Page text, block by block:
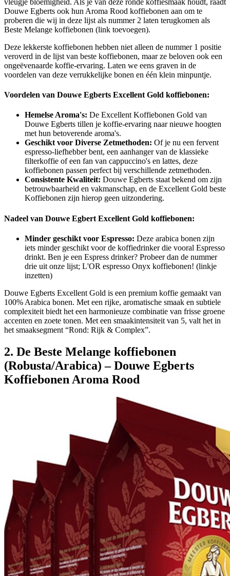
Douwe Egberts ook hun Aroma Rood koffiebonen aan om te
proberen die wij in deze lijst als nummer 2 laten terugkomen als
Beste Melange koffiebonen (link toevoegen).
Deze lekkerste koffiebonen hebben niet alleen de nummer 1 positie
veroverd in de lijst van beste koffiebonen, maar ze beloven ook een
ongeëvenaarde koffie-ervaring. Laten we eens graven in de
voordelen van deze verrukkelijke bonen en één klein minpuntje.
Voordelen van Douwe Egberts Excellent Gold koffiebonen:
Hemelse Aroma's: De Excellent Koffiebonen Gold van
Douwe Egberts tillen je koffie-ervaring naar nieuwe hoogten
met hun betoverende aroma's.
Geschikt voor Diverse Zetmethoden: Of je nu een fervent
espresso-liefhebber bent, een aanhanger van de klassieke
filterkoffie of een fan van cappuccino's en lattes, deze
koffiebonen passen perfect bij verschillende zetmethoden.
Consistente Kwaliteit: Douwe Egberts staat bekend om zijn
betrouwbaarheid en vakmanschap, en de Excellent Gold beste
Koffiebonen zijn hierop geen uitzondering.
Nadeel van Douwe Egbert Excellent Gold koffiebonen:
Minder geschikt voor Espresso: Deze arabica bonen zijn
iets minder geschikt voor de koffiedrinker die vooral Espresso
drinkt. Ben je een Espress drinker? Probeer dan de nummer
drie uit onze lijst; L'OR espresso Onyx koffiebonen! (linkje
inzetten)
Douwe Egberts Excellent Gold is een premium koffie gemaakt van
100% Arabica bonen. Met een rijke, aromatische smaak en subtiele
complexiteit biedt het een harmonieuze combinatie van frisse groene
accenten en zoete tonen. Met een smaakintensiteit van 5, valt het in
het smaaksegment “Rond: Rijk & Complex”.
2. De Beste Melange koffiebonen
(Robusta/Arabica) – Douwe Egberts
Koffiebonen Aroma Rood